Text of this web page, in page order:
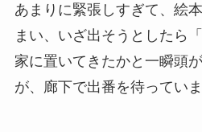
あまりに緊張しすぎて、絵
まい、いざ出そうとしたら「
家に置いてきたかと一瞬頭
が、廊下で出番を待ってい